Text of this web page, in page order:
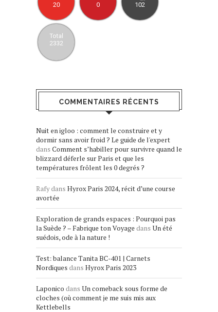
20 0 102
Total
2332
COMMENTAIRES RÉCENTS
Nuit en igloo : comment le construire et y
dormir sans avoir froid ? Le guide de l'expert
dans Comment s’habiller pour survivre quand le
blizzard déferle sur Paris et que les
températures frôlent les 0 degrés ?
Rafydans Hyrox Paris 2024, récit d’une course
avortée
Exploration de grands espaces : Pourquoi pas
la Suède ? – Fabrique ton Voyage dans Un été
suédois, ode à la nature !
Test: balance Tanita BC-401 | Carnets
Nordiques dans Hyrox Paris 2023
Laponico dans Un comeback sous forme de
cloches (où comment je me suis mis aux
Kettlebells